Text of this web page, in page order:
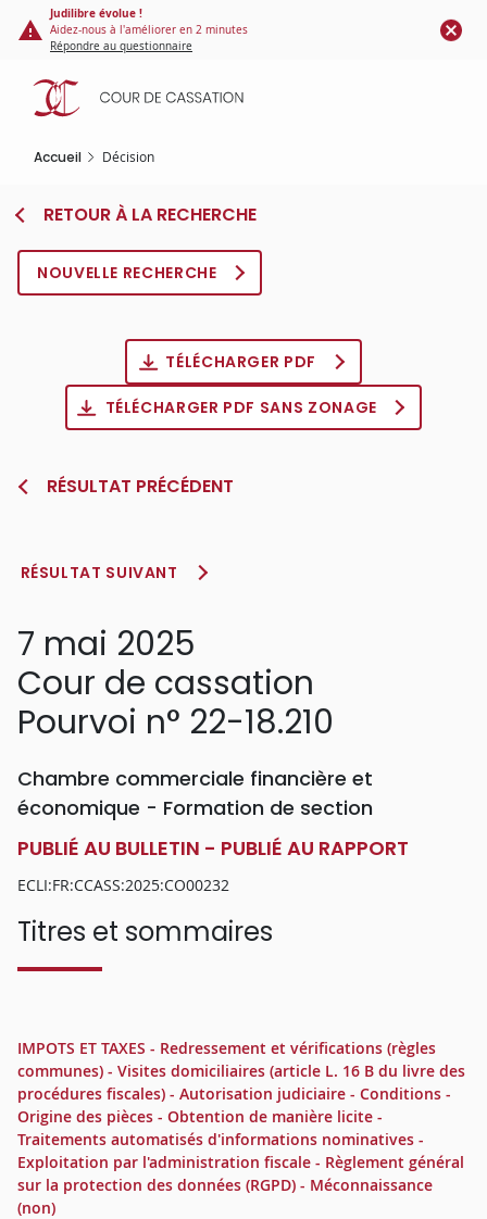
Panneau de gestion des cookies
contenu
principal
Judilibre évolue !
Aidez-nous à l'améliorer en 2 minutes
Répondre au questionnaire
Accueil Décision
RETOUR À LA RECHERCHE
NOUVELLE RECHERCHE
TÉLÉCHARGER PDF
TÉLÉCHARGER PDF SANS ZONAGE
RÉSULTAT PRÉCÉDENT
RÉSULTAT SUIVANT
7 mai 2025
Cour de cassation
Pourvoi n° 22-18.210
Chambre commerciale financière et
économique - Formation de section
PUBLIÉ AU BULLETIN - PUBLIÉ AU RAPPORT
ECLI:FR:CCASS:2025:CO00232
Titres et sommaires
IMPOTS ET TAXES - Redressement et vérifications (règles
communes) - Visites domiciliaires (article L. 16 B du livre des
procédures fiscales) - Autorisation judiciaire - Conditions -
Origine des pièces - Obtention de manière licite -
Traitements automatisés d'informations nominatives -
Exploitation par l'administration fiscale - Règlement général
sur la protection des données (RGPD) - Méconnaissance
(non)